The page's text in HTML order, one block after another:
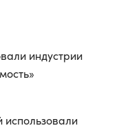
индустрии
использовали